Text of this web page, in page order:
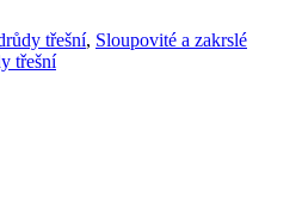
třešní, Sloupovité a zakrslé
třešní